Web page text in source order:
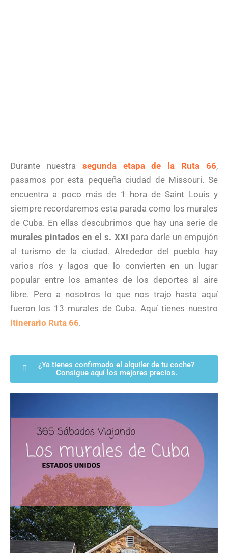
Durante nuestra segunda etapa de la Ruta 66,
pasamos por esta pequeña ciudad de Missouri. Se
encuentra a poco más de 1 hora de Saint Louis y
siempre recordaremos esta parada como los murales
de Cuba. En ellas descubrimos que hay una serie de
murales pintados en el s. XXI para darle un empujón
al turismo de la ciudad. Alrededor del pueblo hay
varios ríos y lagos que lo convierten en un lugar
popular entre los amantes de los deportes al aire
libre. Pero a nosotros lo que nos trajo hasta aquí
fueron los 13 murales de Cuba. Aquí tienes nuestro
itinerario Ruta 66.
¿Ya tienes confirmado el alquiler de tu coche?
Consigue aquí los mejores precios.